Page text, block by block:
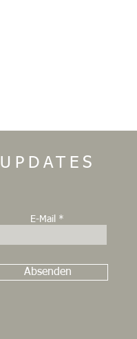
UPDATES
E-Mail
Absenden